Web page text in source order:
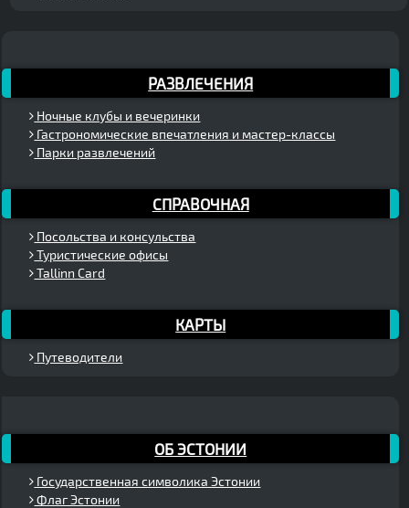
РАЗВЛЕЧЕНИЯ
Ночные клубы и вечеринки
Гастрономические впечатления и мастер-классы
Парки развлечений
СПРАВОЧНАЯ
Посольства и консульства
Туристические офисы
Tallinn Card
КАРТЫ
Путеводители
ОБ ЭСТОНИИ
Государственная символика Эстонии
Флаг Эстонии